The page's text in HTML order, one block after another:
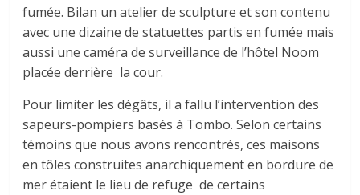
fumée. Bilan un atelier de sculpture et son contenu
avec une dizaine de statuettes partis en fumée mais
aussi une caméra de surveillance de l’hôtel Noom
placée derrière la cour.
Pour limiter les dégâts, il a fallu l’intervention des
sapeurs-pompiers basés à Tombo. Selon certains
témoins que nous avons rencontrés, ces maisons
en tôles construites anarchiquement en bordure de
mer étaient le lieu de refuge de certains